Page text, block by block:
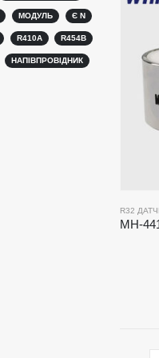
R32
МОДУЛЬ Є N
R410A R454B
НАПІВПРОВІДНИК